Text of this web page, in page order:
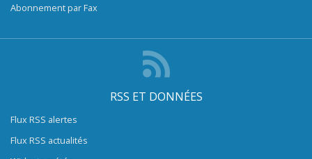
Abonnement par Fax
RSS ET DONNÉES
Flux RSS alertes
Flux RSS actualités